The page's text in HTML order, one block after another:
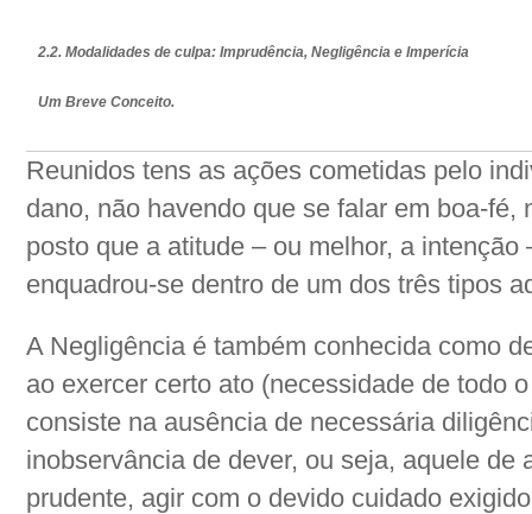
2.2. Modalidades de culpa: Imprudência, Negligência e Imperícia
Um Breve Conceito.
Reunidos tens as ações cometidas pelo
dano, não havendo que se falar em boa-fé,
posto que a atitude – ou melhor, a
enquadrou-se dentro de um dos três tipos
A Negligência é também conhecida como
ao exercer certo ato (necessidade de todo
consiste na ausência de necessária
inobservância de dever, ou seja, aquele de
prudente, agir com o devido cuidado